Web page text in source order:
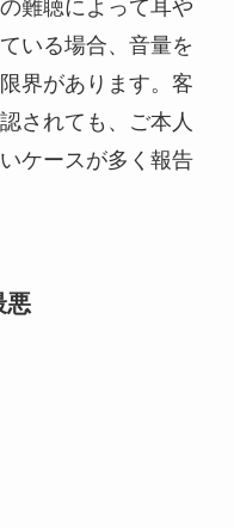
難聴によって耳や
いる場合、音量を
界があります。客
されても、ご本人
ケースが多く報告
悪